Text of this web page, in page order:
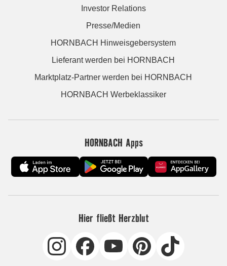
Investor Relations
Presse/Medien
HORNBACH Hinweisgebersystem
Lieferant werden bei HORNBACH
Marktplatz-Partner werden bei HORNBACH
HORNBACH Werbeklassiker
HORNBACH Apps
Hier fließt Herzblut